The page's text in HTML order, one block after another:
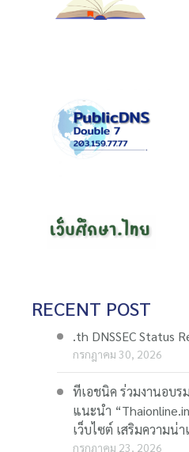
RECENT POST
.th DNSSEC Status
กรกฎาคม 30, 2026
ทีเอชนิค ร่วมงานอบร
แนะนำ
เว็บไซต์ เสริมความน่
กรกฎาคม 23, 2026